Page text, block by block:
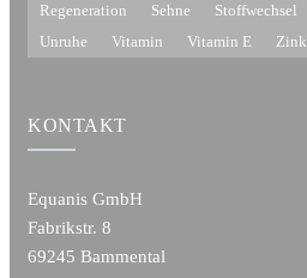
Regeneration
Sehne Stoffwechsel
Unruhe
Vitamin Vitamin E Zink
KONTAKT
Equanis GmbH
Fabrikstr. 8
69245 Bammental